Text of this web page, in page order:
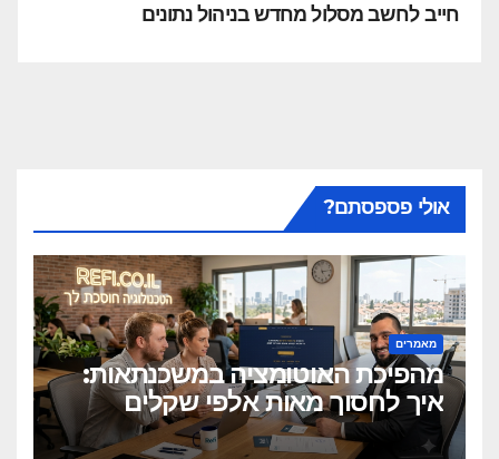
חייב לחשב מסלול מחדש בניהול נתונים
אולי פספסתם?
מאמרים
מהפיכת האוטומציה במשכנתאות:
איך לחסוך מאות אלפי שקלים
בלחיצת כפתור?